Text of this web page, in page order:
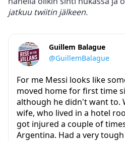
jatkuu twiitin jälkeen.
Guillem Balague
@GuillemBalague
For me Messi looks like
moved home for first time
although he didn't want to.
wife, who lived in a hotel
got injured a couple of
Argentina. Had a very tough